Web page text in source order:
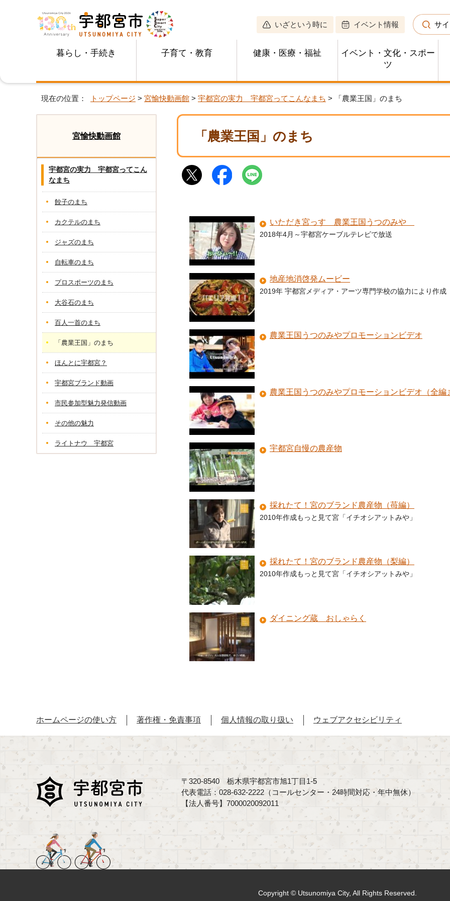
いざという時に イベント情報 サ
暮らし・手続き 子育て・教育 健康・医療・福祉
イベント・文化・スポー
ツ
現在の位置： トップページ > 宮愉快動画館 > 宇都宮の実力 宇都宮ってこんなまち > 「農業王国」のまち
「農業王国」のまち
いただき宮っす 農業王国うつのみや
2018年4月～宇都宮ケーブルテレビで放送
地産地消啓発ムービー
2019年 宇都宮メディア・アーツ専門学校の協力により作成
農業王国うつのみやプロモーションビデオ
農業王国うつのみやプロモーションビデオ（全編
宇都宮自慢の農産物
採れたて！宮のブランド農産物（苺編）
2010年作成もっと見て宮「イチオシアットみや」
採れたて！宮のブランド農産物（梨編）
2010年作成もっと見て宮「イチオシアットみや」
ダイニング蔵 おしゃらく
宮愉快動画館
宇都宮の実力 宇都宮ってこん
なまち
餃子のまち
カクテルのまち
ジャズのまち
自転車のまち
プロスポーツのまち
大谷石のまち
百人一首のまち
「農業王国」のまち
ほんとに宇都宮？
宇都宮ブランド動画
市民参加型魅力発信動画
その他の魅力
ライトナウ 宇都宮
ホームページの使い方 著作権・免責事項 個人情報の取り扱い ウェブアクセシビリティ
〒320-8540 栃木県宇都宮市旭1丁目1-5
代表電話：028-632-2222（コールセンター・24時間対応・年中無休）
【法人番号】7000020092011
Copyright © Utsunomiya City, All Rights Reserved.